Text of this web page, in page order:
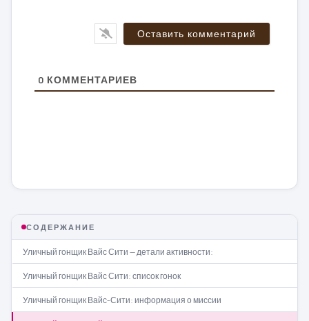
0 КОММЕНТАРИЕВ
СОДЕРЖАНИЕ
Уличный гонщик Вайс Сити — детали активности:
Уличный гонщик Вайс Сити: список гонок
Уличный гонщик Вайс-Сити: информация о миссии